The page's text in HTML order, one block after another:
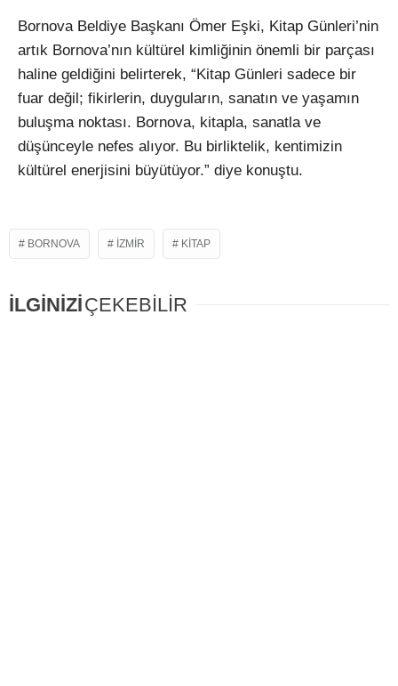
Bornova Beldiye Başkanı Ömer Eşki, Kitap Günleri’nin
artık Bornova’nın kültürel kimliğinin önemli bir parçası
haline geldiğini belirterek, “Kitap Günleri sadece bir
fuar değil; fikirlerin, duyguların, sanatın ve yaşamın
buluşma noktası. Bornova, kitapla, sanatla ve
düşünceyle nefes alıyor. Bu birliktelik, kentimizin
kültürel enerjisini büyütüyor.” diye konuştu.
BORNOVA IZMIR KITAP
İLGİNİZİÇEKEBİLİR